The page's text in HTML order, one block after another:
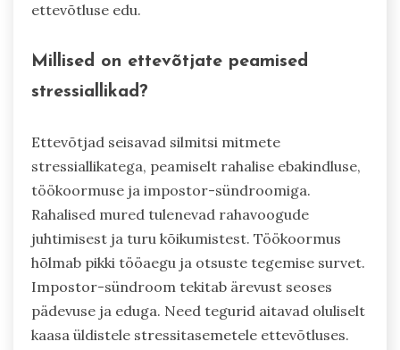
ettevõtluse edu.
Millised on ettevõtjate peamised
stressiallikad?
Ettevõtjad seisavad silmitsi mitmete
stressiallikatega, peamiselt rahalise ebakindluse,
töökoormuse ja impostor-sündroomiga.
Rahalised mured tulenevad rahavoogude
juhtimisest ja turu kõikumistest. Töökoormus
hõlmab pikki tööaegu ja otsuste tegemise survet.
Impostor-sündroom tekitab ärevust seoses
pädevuse ja eduga. Need tegurid aitavad oluliselt
kaasa üldistele stressitasemetele ettevõtluses.